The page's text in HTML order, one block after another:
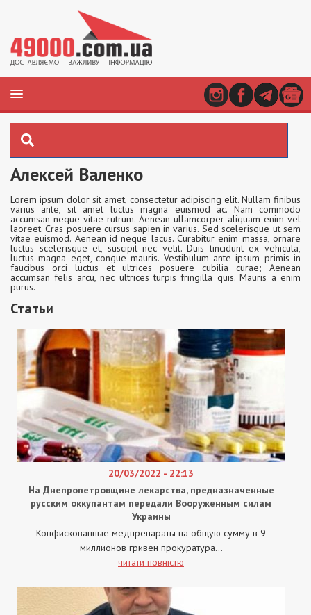
Алексей Валенко
Lorem ipsum dolor sit amet, consectetur adipiscing elit. Nullam finibus
varius ante, sit amet luctus magna euismod ac. Nam commodo
accumsan neque vitae rutrum. Aenean ullamcorper aliquam enim vel
laoreet. Cras posuere cursus sapien in varius. Sed scelerisque ut sem
vitae euismod. Aenean id neque lacus. Curabitur enim massa, ornare
luctus scelerisque et, suscipit nec velit. Duis tincidunt ex vehicula,
luctus magna eget, congue mauris. Vestibulum ante ipsum primis in
faucibus orci luctus et ultrices posuere cubilia curae; Aenean
accumsan felis arcu, nec ultrices turpis fringilla quis. Mauris a enim
purus.
Статьи
20/03/2022 - 22:13
На Днепропетровщине лекарства, предназначенные
русским оккупантам передали Вооруженным силам
Украины
Конфискованные медпрепараты на общую сумму в 9
миллионов гривен прокуратура...
читати повністю